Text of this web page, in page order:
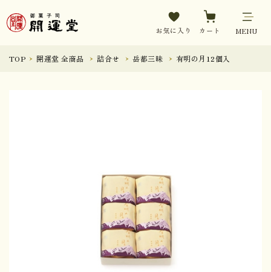
お気に入り カート MENU
TOP 開運堂 全商品 詰合せ 岳都三昧 有明の月12個入